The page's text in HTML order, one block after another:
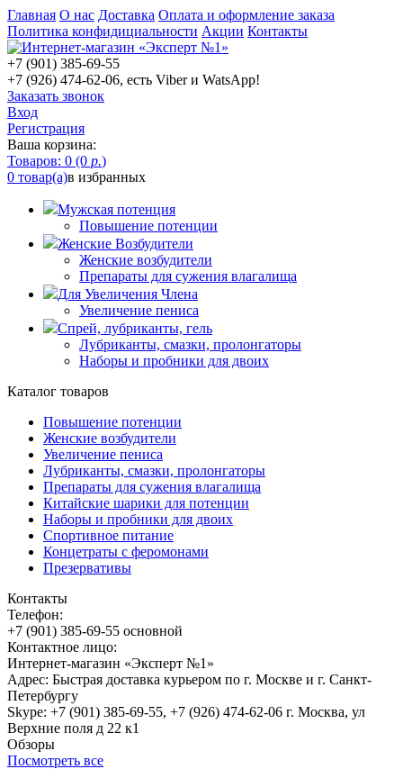
Главная О нас Доставка Оплата и оформление заказа
Политика конфидициальности Акции Контакты
+7 (901) 385-69-55
+7 (926) 474-62-06, есть Viber и WatsApp!
Заказать звонок
Вход
Регистрация
Ваша корзина:
Товаров: 0 (0 р.)
0 товар(а)в избранных
Мужская потенция
Повышение потенции
Женские Возбудители
Женские возбудители
Препараты для сужения влагалища
Для Увеличения Члена
Увеличение пениса
Спрей, лубриканты, гель
Лубриканты, смазки, пролонгаторы
Наборы и пробники для двоих
Каталог товаров
Повышение потенции
Женские возбудители
Увеличение пениса
Лубриканты, смазки, пролонгаторы
Препараты для сужения влагалища
Китайские шарики для потенции
Наборы и пробники для двоих
Спортивное питание
Концетраты с феромонами
Презервативы
Контакты
Телефон:
+7 (901) 385-69-55 основной
Контактное лицо:
Интернет-магазин «Эксперт №1»
Адрес: Быстрая доставка курьером по г. Москве и г. Санкт-
Петербургу
Skype: +7 (901) 385-69-55, +7 (926) 474-62-06 г. Москва, ул
Верхние поля д 22 к1
Обзоры
Посмотреть все